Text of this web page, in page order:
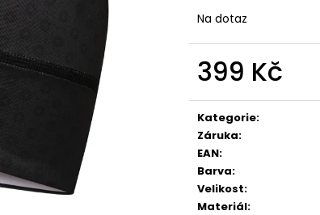
Na dotaz
399 Kč
cena:
Kategorie:
Záruka:
EAN:
Barva:
Velikost:
Materiál: